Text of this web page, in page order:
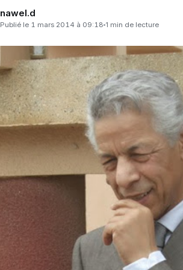
nawel.d
Publié le 1 mars 2014 à 09:18 1 min de lecture